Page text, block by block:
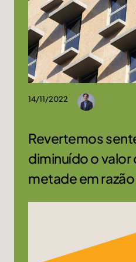
14/11/2022
Revertemos
diminuído o valor
metade em